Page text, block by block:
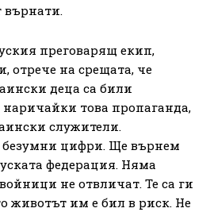
върнати.
преговарящ екип,
на срещата, че
деца са били
наричайки това пропаганда,
служители.
безумни цифри. Ще върнем
федерация. Няма
не отвличат. Те са ги
животът им е бил в риск. Не